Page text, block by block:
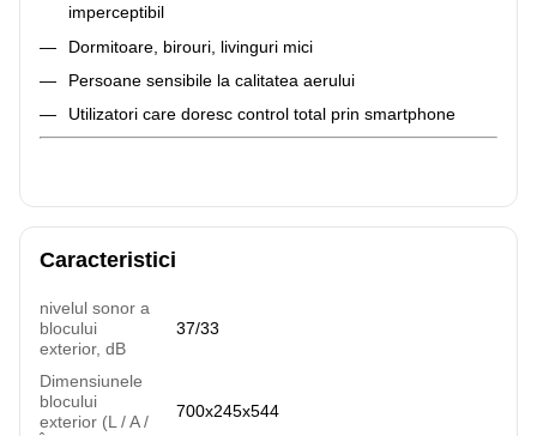
imperceptibil
Dormitoare, birouri, livinguri mici
Persoane sensibile la calitatea aerului
Utilizatori care doresc control total prin smartphone
Caracteristici
nivelul sonor a
blocului
exterior, dB
37/33
Dimensiunele
blocului
exterior (L / A /
700x245x544